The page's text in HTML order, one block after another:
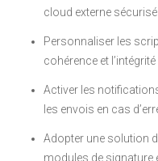
cloud externe sécurisé
Personnaliser les
cohérence et
Activer les
les envois en cas
Adopter une solution
modules de signature